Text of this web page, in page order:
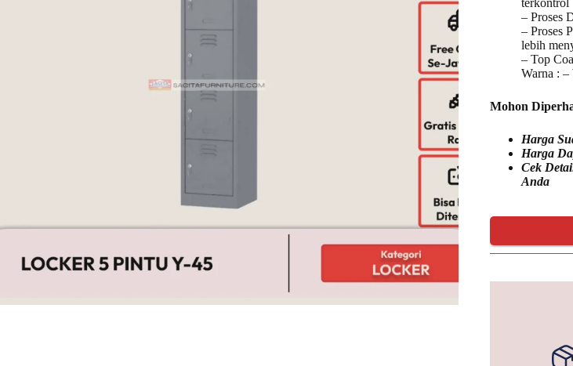
– Proses
– Proses
lebih
– Top
Warna : –
Mohon
Harga
Harga
Cek
Anda